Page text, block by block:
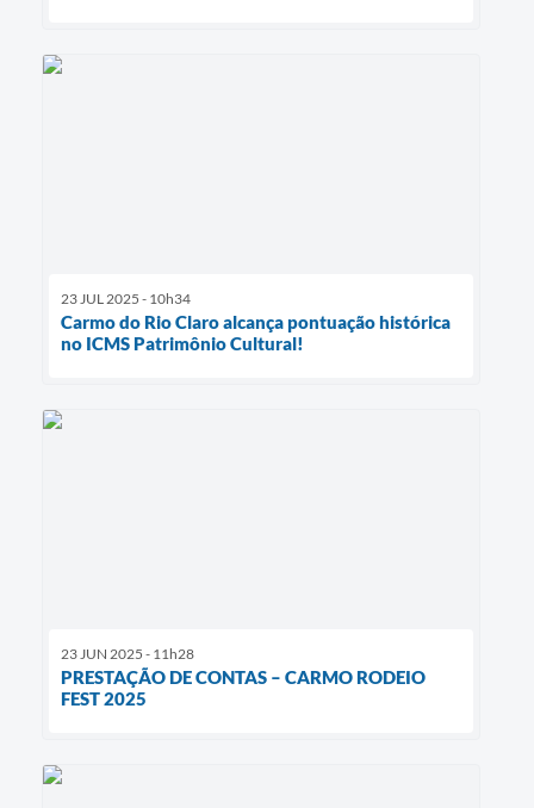
23 JUL 2025 - 10h34
Carmo do Rio Claro alcança pontuação histórica
no ICMS Patrimônio Cultural!
23 JUN 2025 - 11h28
PRESTAÇÃO DE CONTAS – CARMO RODEIO
FEST 2025